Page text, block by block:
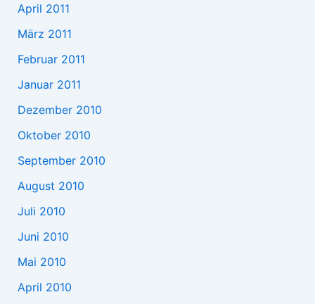
April 2011
März 2011
Februar 2011
Januar 2011
Dezember 2010
Oktober 2010
September 2010
August 2010
Juli 2010
Juni 2010
Mai 2010
April 2010